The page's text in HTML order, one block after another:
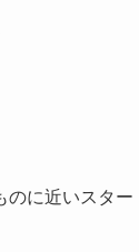
に近いスタ